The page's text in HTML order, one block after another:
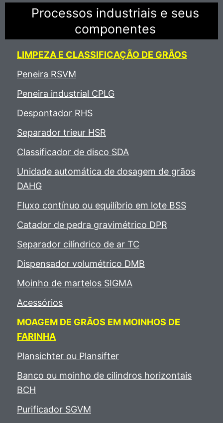
Processos industriais e seus
componentes
LIMPEZA E CLASSIFICAÇÃO DE GRÃOS
Peneira RSVM
Peneira industrial CPLG
Despontador RHS
Separador trieur HSR
Classificador de disco SDA
Unidade automática de dosagem de grãos
DAHG
Fluxo contínuo ou equilíbrio em lote BSS
Catador de pedra gravimétrico DPR
Separador cilíndrico de ar TC
Dispensador volumétrico DMB
Moinho de martelos SIGMA
Acessórios
MOAGEM DE GRÃOS EM MOINHOS DE
FARINHA
Plansichter ou Plansifter
Banco ou moinho de cilindros horizontais
BCH
Purificador SGVM